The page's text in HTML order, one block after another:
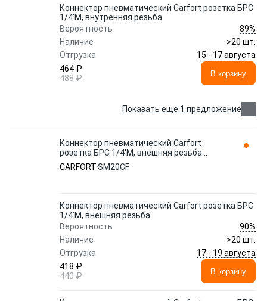
Коннектор пневматический Carfort розетка БРС
1/4'M, внутренняя резьба
Вероятность
89%
Наличие
>20 шт.
Отгрузка
15 - 17 августа
464 ₽
488 ₽
В корзину
Показать еще 1 предложение
Коннектор пневматический Carfort
розетка БРС 1/4'M, внешняя резьба
SM20CF
CARFORTSM20CF
Коннектор пневматический Carfort розетка БРС
1/4'M, внешняя резьба
Вероятность
90%
Наличие
>20 шт.
Отгрузка
17 - 19 августа
418 ₽
440 ₽
В корзину